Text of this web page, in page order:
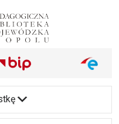
i inne